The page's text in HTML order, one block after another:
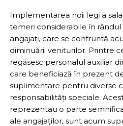
Implementarea noii legi a
temeri considerabile în
angajați, care se confruntă
diminuării veniturilor. Printre
regăsesc personalul auxiliar
care beneficiază în prezent
suplimentare pentru diverse
responsabilități speciale.
reprezentau o parte
ale angajaților, sunt acum